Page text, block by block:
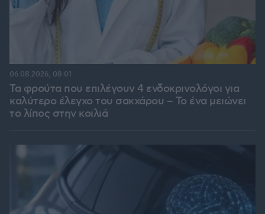
Τα φρούτα που επιλέγουν 4 ενδοκρινολόγοι για
καλύτερο έλεγχο του σακχάρου – Το ένα μειώνει
το λίπος στην κοιλιά
06.08.2026, 08:01